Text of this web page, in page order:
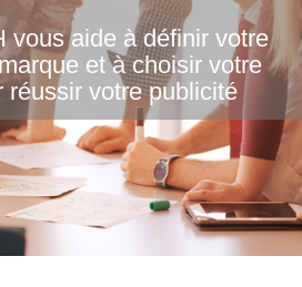
vous aide à définir votre
et à choisir votre
réussir votre publicité